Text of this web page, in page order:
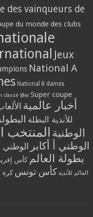
des vainqueurs de
du monde des clubs
Jeux
National A
National B dames
classé @ar Super coupe
أخبار عالمية
للأندية البطلة
الوطنية المنتخب
الوطني أ أكابر الوطني
بطولة العالم كأس
العالم للأندية كأس تونس كرة